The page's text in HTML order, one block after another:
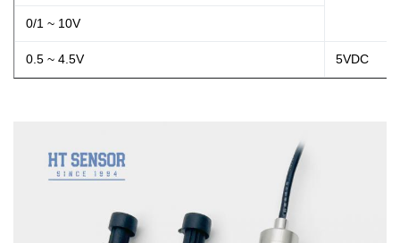
0/1 ~ 10V
0.5 ~ 4.5V 5VDC